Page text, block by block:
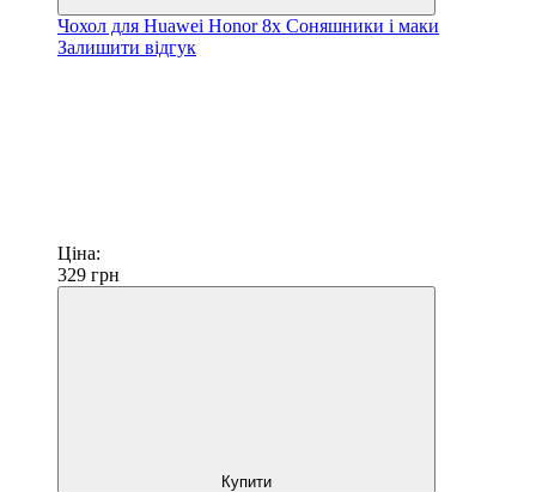
Чохол для Huawei Honor 8x Соняшники і маки
Залишити відгук
Ціна:
329 грн
Купити